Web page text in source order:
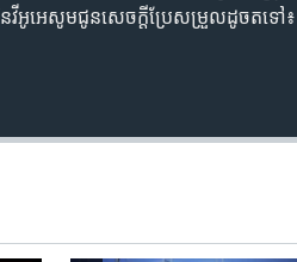
អូអេ​សូម​ជូន​សេចក្តី​ប្រែសម្រួល​ដូចតទៅ៖